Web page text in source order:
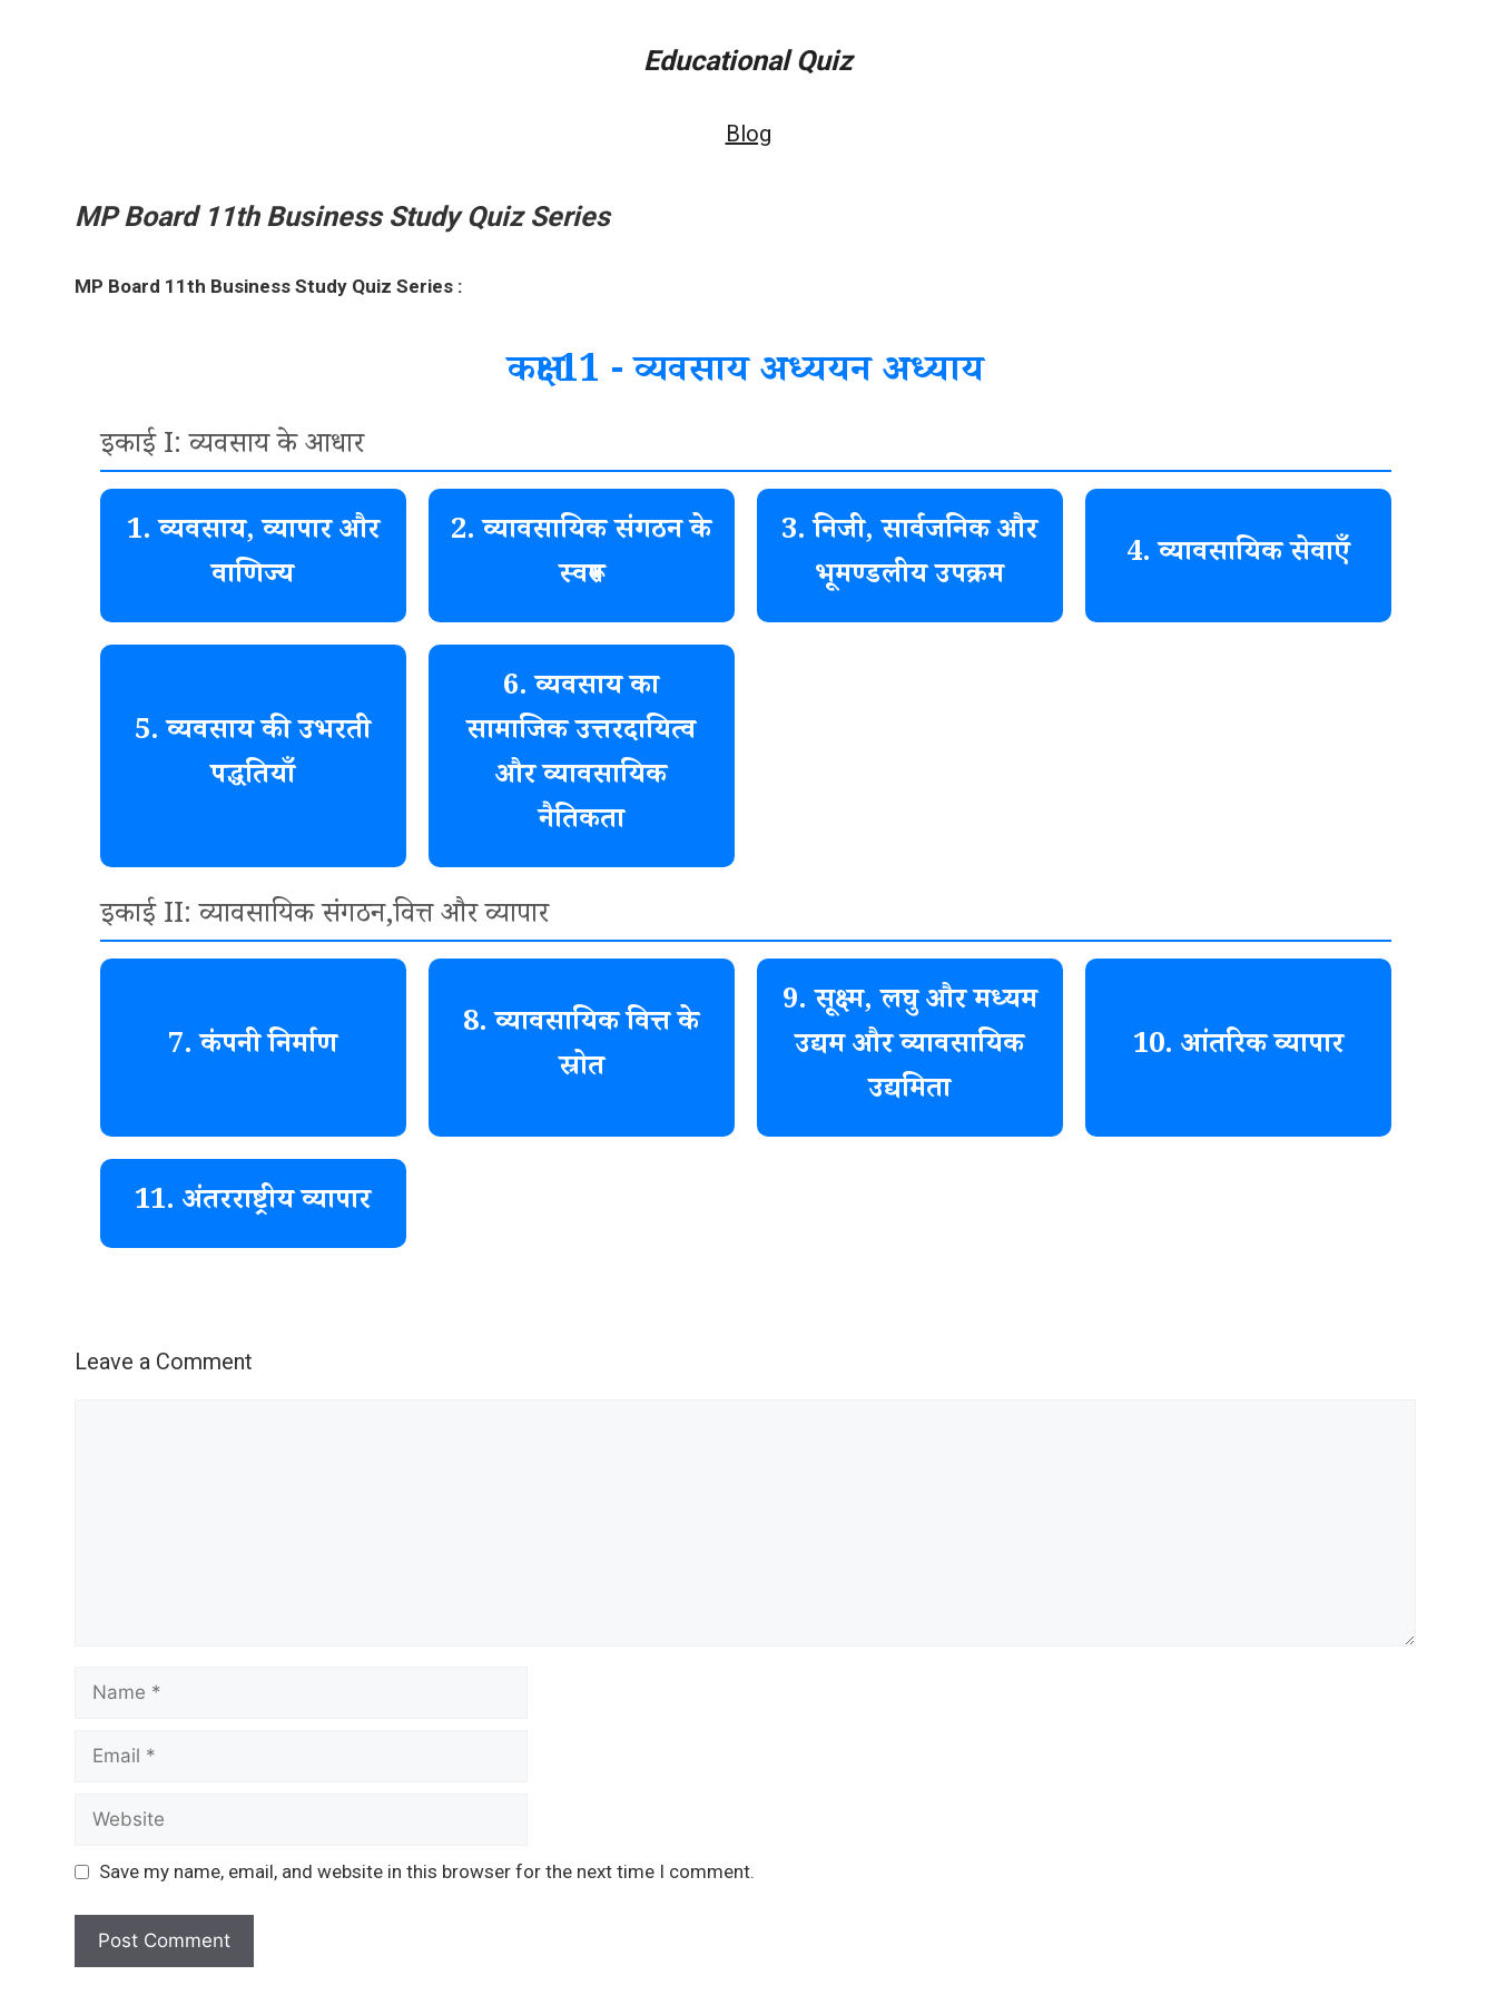
Educational Quiz
Blog
MP Board 11th Business Study Quiz Series
MP Board 11th Business Study Quiz Series :
कक्षा 11 - व्यवसाय अध्ययन अध्याय
इकाई I: व्यवसाय के आधार
1. व्यवसाय, व्यापार और
वाणिज्य
2. व्यावसायिक संगठन के
स्वरूप
3. निजी, सार्वजनिक और
भूमण्डलीय उपक्रम
4. व्यावसायिक सेवाएँ
5. व्यवसाय की उभरती
पद्धतियाँ
6. व्यवसाय का
सामाजिक उत्तरदायित्व
और व्यावसायिक
नैतिकता
इकाई II: व्यावसायिक संगठन,वित्त और व्यापार
7. कंपनी निर्माण
8. व्यावसायिक वित्त के
स्रोत
9. सूक्ष्म, लघु और मध्यम
उद्यम और व्यावसायिक
उद्यमिता
10. आंतरिक व्यापार
11. अंतरराष्ट्रीय व्यापार
Leave a Comment
Name
Email
Website
Save my name, email, and website in this browser for the next time I comment.